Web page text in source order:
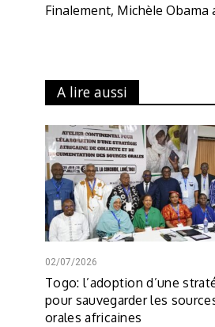
Finalement, Michèle
A lire aussi
02/07/2026
Togo: l’adoption d’une
pour sauvegarder les
orales africaines